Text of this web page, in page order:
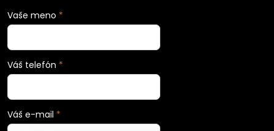
Vaše meno *
Váš telefón *
Váš e-mail *